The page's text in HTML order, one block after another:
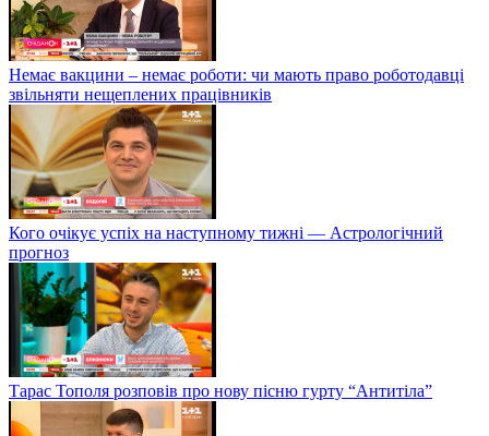
Немає вакцини – немає роботи: чи мають право роботодавці
звільняти нещеплених працівників
Кого очікує успіх на наступному тижні — Астрологічний
прогноз
Тарас Тополя розповів про нову пісню гурту “Антитіла”